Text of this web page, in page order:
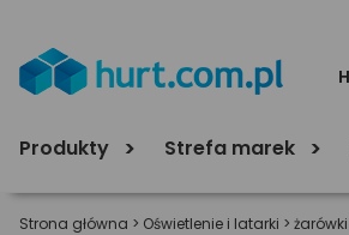
Produkty Strefa marek
Strona główna > Oświetlenie i latarki >